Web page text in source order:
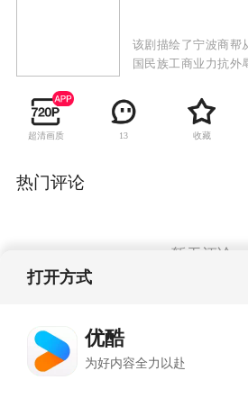
该剧描绘了宁波商帮
国民族工商业力抗外
及浙江商人的精神铸
族主旋律。
超清画质 13 收藏
热门评论
暂无评论
打开方式
优酷
为好内容全力以赴